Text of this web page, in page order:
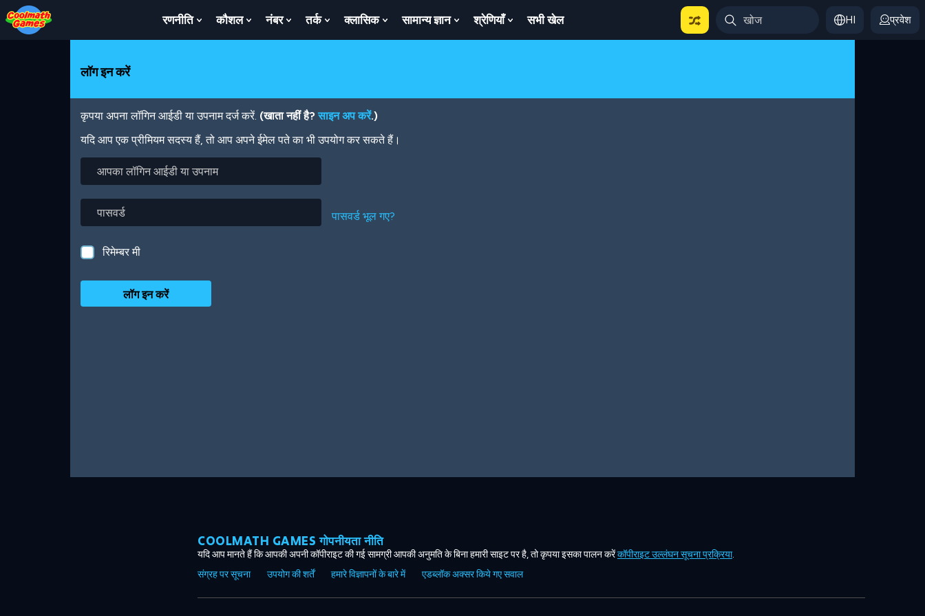
Skip
to
Top
Skip
to
Navigation
Skip
to
Main
Skip
to
Footer
Skip
to
main
रणनीति
Show
Submenu
कौशल
Show
Submenu
नंबर
Show
Submenu
तर्क
Show
Submenu
क्लासिक
Show
Submenu
सामान्य ज्ञान
Show
Submenu
श्रेणियाँ
Show
Submenu
सभी खेल HI प्रवेश
लॉग इन करें
कृपया अपना लॉगिन आईडी या उपनाम दर्ज करें. (खाता नहीं है?साइन अप करें.)
यदि आप एक प्रीमियम सदस्य हैं, तो आप अपने ईमेल पते का भी उपयोग कर सकते हैं।
लॉगिन
या
उपनाम
पासवर्ड भूल गए?
रिमेम्बर मी
COOLMATH GAMES गोपनीयता नीति
यदि आप मानते हैं कि आपकी अपनी कॉपीराइट की गई सामग्री आपकी अनुमति के बिना हमारी साइट पर है, तो कृपया इसका पालन करेंकॉपीराइट उल्लंघन सूचना प्रक्रिया.
संग्रह पर सूचना
उपयोग की शर्तें हमारे विज्ञापनों के बारे में एडब्लॉक अक्सर किये गए सवाल